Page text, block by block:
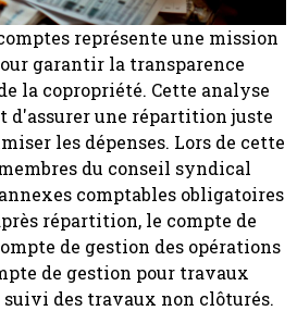
représente une mission
garantir la transparence
la copropriété. Cette analyse
d'assurer une répartition juste
les dépenses. Lors de cette
du conseil syndical
comptables obligatoires
répartition, le compte de
de gestion des opérations
de gestion pour travaux
des travaux non clôturés.